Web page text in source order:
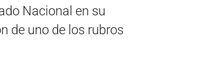
Nacional en su
de uno de los rubros